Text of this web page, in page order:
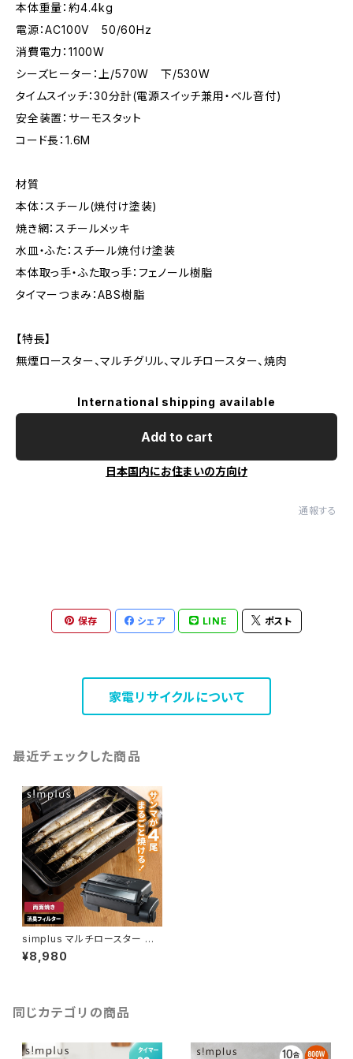
本体重量：約4.4kg
電源：AC100V 50/60Hz
消費電力：1100W
シーズヒーター：上/570W 下/530W
タイムスイッチ：30分計(電源スイッチ兼用・ベル音付)
安全装置：サーモスタット
コード長：1.6M
材質
本体：スチール(焼付け塗装)
焼き網：スチールメッキ
水皿・ふた：スチール焼付け塗装
本体取っ手・ふた取っ手：フェノール樹脂
タイマーつまみ：ABS樹脂
【特長】
無煙ロースター、マルチグリル、マルチロースター、焼肉
International shipping available
Add to cart
日本国内にお住まいの方向け
通報する
保存 シェア LINE ポスト
家電リサイクルについて
最近チェックした商品
simplus マルチロースター 両
面ヒーター タイマー付き SP-F
RS01 マットブラック
¥8,980
同じカテゴリの商品